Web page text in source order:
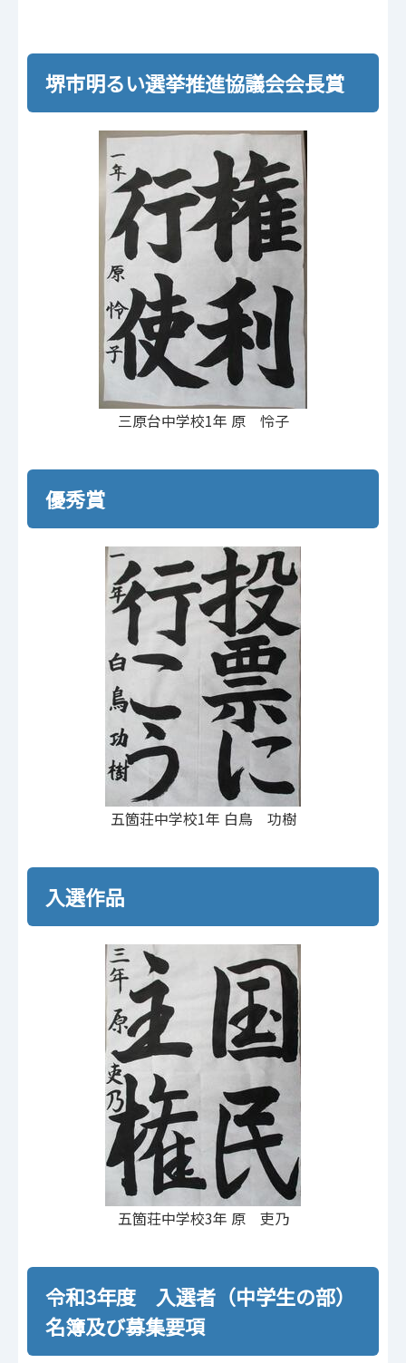
堺市明るい選挙推進協議会会長賞
三原台中学校1年 原 怜子
優秀賞
五箇荘中学校1年 白鳥 功樹
入選作品
五箇荘中学校3年 原 吏乃
令和3年度 入選者（中学生の部）
名簿及び募集要項